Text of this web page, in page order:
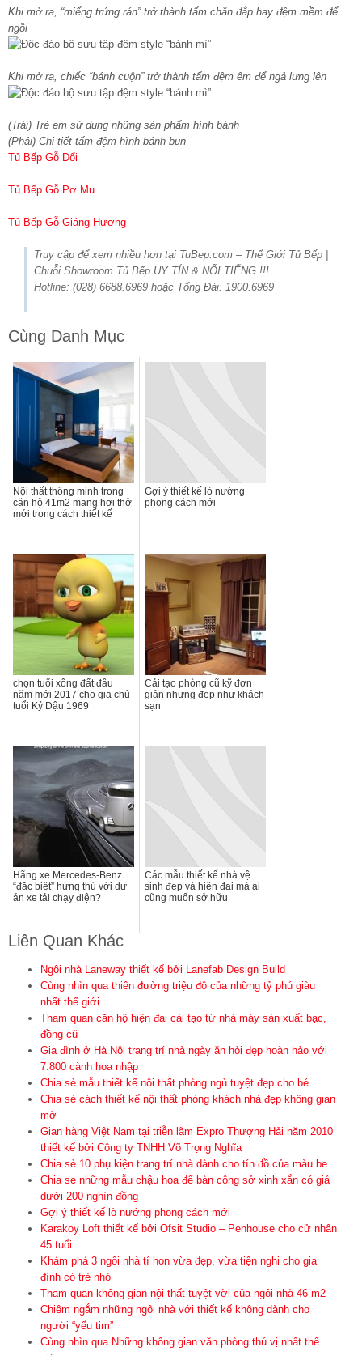
Khi mở ra, “miếng trứng rán” trở thành tấm chăn đắp hay đệm mềm để
ngồi
Khi mở ra, chiếc “bánh cuộn” trở thành tấm đệm êm để ngả lưng lên
(Trái) Trẻ em sử dụng những sản phẩm hình bánh
(Phải) Chi tiết tấm đệm hình bánh bun
Tủ Bếp Gỗ Dổi
Tủ Bếp Gỗ Pơ Mu
Tủ Bếp Gỗ Giáng Hương
Truy cập để xem nhiều hơn tại TuBep.com – Thế Giới Tủ Bếp |
Chuỗi Showroom Tủ Bếp UY TÍN & NỔI TIẾNG !!!
Hotline: (028) 6688.6969 hoặc Tổng Đài: 1900.6969
Cùng Danh Mục
Nội thất thông minh trong
căn hộ 41m2 mang hơi thở
mới trong cách thiết kế
Gợi ý thiết kế lò nướng
phong cách mới
chọn tuổi xông đất đầu
năm mới 2017 cho gia chủ
tuổi Kỷ Dậu 1969
Cải tạo phòng cũ kỹ đơn
giản nhưng đẹp như khách
sạn
Hãng xe Mercedes-Benz
“đặc biệt” hứng thú với dự
án xe tải chạy điện?
Các mẫu thiết kế nhà vệ
sinh đẹp và hiện đại mà ai
cũng muốn sở hữu
Liên Quan Khác
Ngôi nhà Laneway thiết kế bởi Lanefab Design Build
Cùng nhìn qua thiên đường triệu đô của những tỷ phú giàu
nhất thế giới
Tham quan căn hộ hiện đại cải tạo từ nhà máy sản xuất bạc,
đồng cũ
Gia đình ở Hà Nội trang trí nhà ngày ăn hỏi đẹp hoàn hảo với
7.800 cành hoa nhập
Chia sẻ mẫu thiết kế nội thất phòng ngủ tuyệt đẹp cho bé
Chia sẻ cách thiết kế nội thất phòng khách nhà đẹp không gian
mở
Gian hàng Việt Nam tại triễn lãm Expro Thượng Hải năm 2010
thiết kế bởi Công ty TNHH Võ Trọng Nghĩa
Chia sẻ 10 phụ kiện trang trí nhà dành cho tín đồ của màu be
Chia se những mẫu chậu hoa để bàn công sở xinh xắn có giá
dưới 200 nghìn đồng
Gợi ý thiết kế lò nướng phong cách mới
Karakoy Loft thiết kế bởi Ofsit Studio – Penhouse cho cử nhân
45 tuổi
Khám phá 3 ngôi nhà tí hon vừa đẹp, vừa tiện nghi cho gia
đình có trẻ nhỏ
Tham quan không gian nội thất tuyệt vời của ngôi nhà 46 m2
Chiêm ngắm những ngôi nhà với thiết kế không dành cho
người “yếu tim”
Cùng nhìn qua Những không gian văn phòng thú vị nhất thế